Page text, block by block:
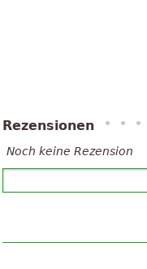
Rezensionen
Noch keine Rezension